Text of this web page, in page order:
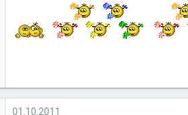
01.10.2011